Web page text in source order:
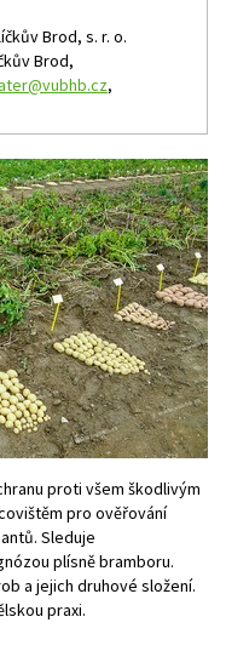
Brod, s. r. o.
Brod,
,
proti všem škodlivým
pro ověřování
Sleduje
plísně bramboru.
a jejich druhové složení.
praxi.